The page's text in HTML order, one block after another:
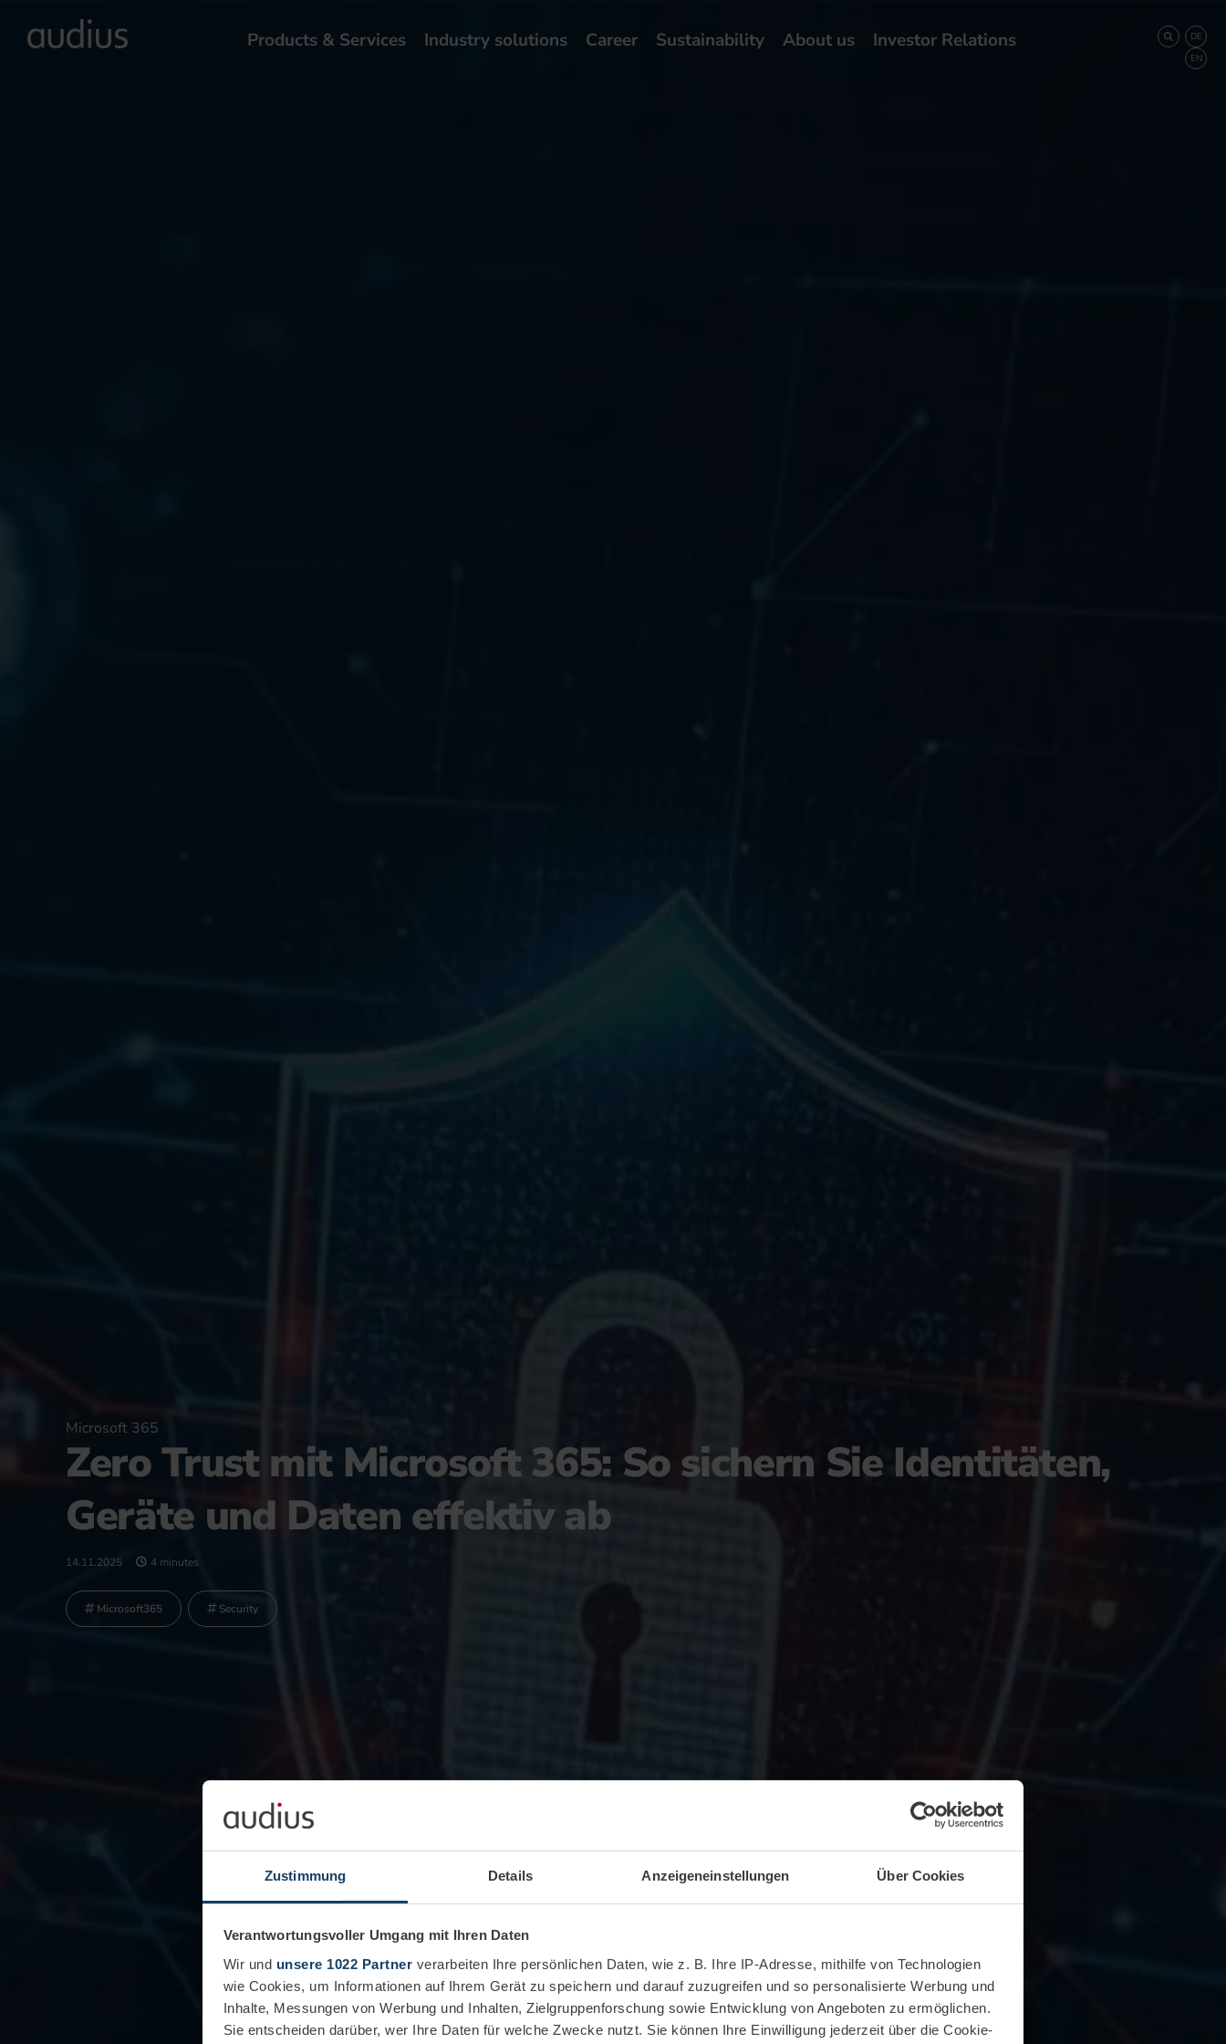
Zustimmung Details Anzeigeneinstellungen Über Cookies
Verantwortungsvoller Umgang mit Ihren Daten
Wir und unsere 1022 Partner verarbeiten Ihre persönlichen Daten, wie z. B. Ihre IP-Adresse, mithilfe von Technologien
wie Cookies, um Informationen auf Ihrem Gerät zu speichern und darauf zuzugreifen und so personalisierte Werbung und
Inhalte, Messungen von Werbung und Inhalten, Zielgruppenforschung sowie Entwicklung von Angeboten zu ermöglichen.
Sie entscheiden darüber, wer Ihre Daten für welche Zwecke nutzt. Sie können Ihre Einwilligung jederzeit über die Cookie-
Products & Services Industry solutions Career Sustainability About us Investor Relations
Microsoft 365
Zero Trust mit Microsoft 365: So sichern Sie Identitäten,
Geräte und Daten effektiv ab
14.11.2025 4 minutes
Microsoft365 Security